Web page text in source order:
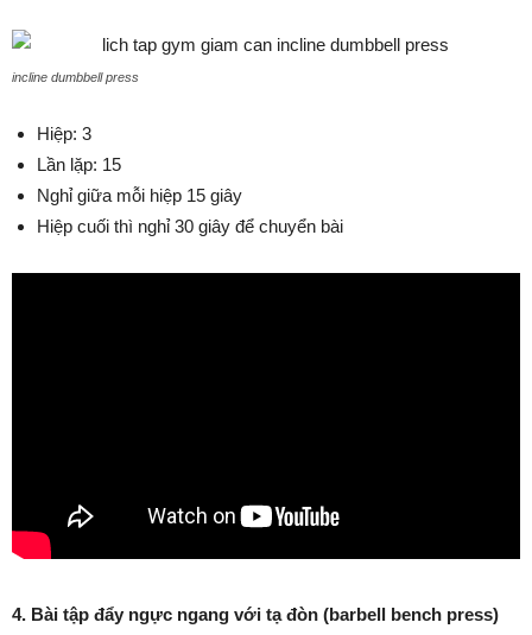
incline dumbbell press
Hiệp: 3
Lần lặp: 15
Nghỉ giữa mỗi hiệp 15 giây
Hiệp cuối thì nghỉ 30 giây để chuyển bài
4. Bài tập đẩy ngực ngang với tạ đòn (barbell bench press)